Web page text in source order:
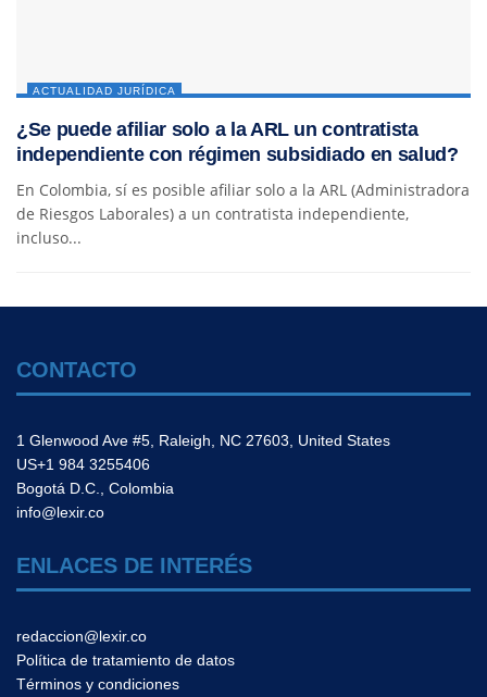
ACTUALIDAD JURÍDICA
¿Se puede afiliar solo a la ARL un contratista
independiente con régimen subsidiado en salud?
En Colombia, sí es posible afiliar solo a la ARL (Administradora
de Riesgos Laborales) a un contratista independiente,
incluso...
CONTACTO
1 Glenwood Ave #5, Raleigh, NC 27603, United States
US+1 984 3255406
Bogotá D.C., Colombia
info@lexir.co
ENLACES DE INTERÉS
redaccion@lexir.co
Política de tratamiento de datos
Términos y condiciones